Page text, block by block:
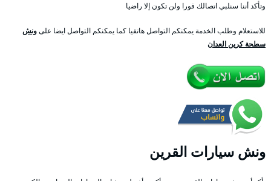
وتأكد أننا سنلبي اتصالك فورا ولن تكون إلا راضيا
للاستعلام وطلب الخدمة يمكنكم التواصل هاتفيا كما يمكنكم التواصل ايضا علىونش
سطحة كرين العدان
ونش سيارات القرين